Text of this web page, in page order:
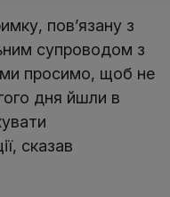
пов’язану з
супроводом з
просимо, щоб не
дня йшли в
сказав